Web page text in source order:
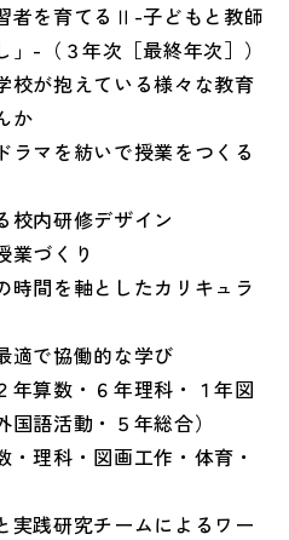
を育てるⅡ-子どもと教師
-（３年次［最終年次］）
が抱えている様々な教育
か
ラマを紡いで授業をつくる
校内研修デザイン
業づくり
時間を軸としたカリキュラ
適で協働的な学び
算数・６年理科・１年図
語活動・５年総合）
理科・図画工作・体育・
践研究チームによるワー